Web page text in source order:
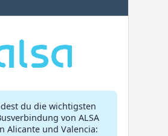
du die wichtigsten
von ALSA
Alicante und Valencia: